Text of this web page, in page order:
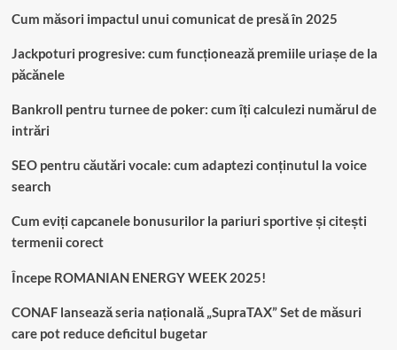
Cum măsori impactul unui comunicat de presă în 2025
Jackpoturi progresive: cum funcționează premiile uriașe de la
păcănele
Bankroll pentru turnee de poker: cum îți calculezi numărul de
intrări
SEO pentru căutări vocale: cum adaptezi conținutul la voice
search
Cum eviți capcanele bonusurilor la pariuri sportive și citești
termenii corect
Începe ROMANIAN ENERGY WEEK 2025!
CONAF lansează seria națională „SupraTAX” Set de măsuri
care pot reduce deficitul bugetar